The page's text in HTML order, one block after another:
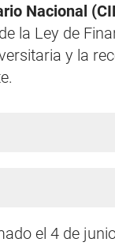
Nacional
la Ley de
y la
el 4 de